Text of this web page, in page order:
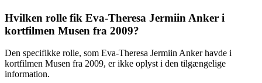
Hvilken rolle fik Eva-Theresa Jermiin Anker i
kortfilmen Musen fra 2009?
Den specifikke rolle, som Eva-Theresa Jermiin Anker havde i
kortfilmen Musen fra 2009, er ikke oplyst i den tilgængelige
information.